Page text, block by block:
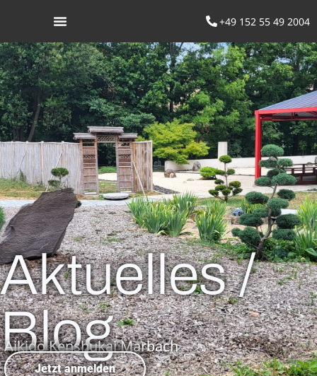
+49 152 55 49 2004
Aktuelles /
Blog
Aikido Kenshukai Marbach
Jetzt anmelden